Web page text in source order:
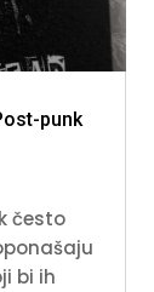
punk
često
bi ih